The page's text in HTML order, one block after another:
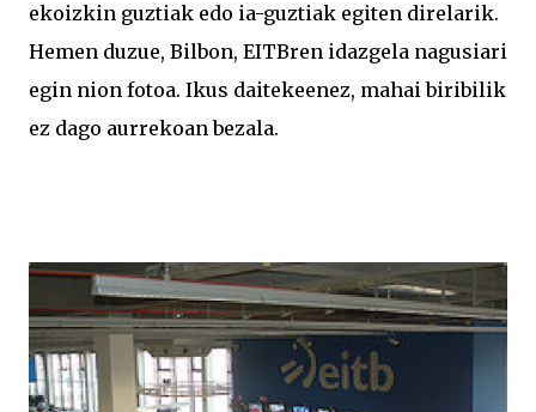
ekoizkin guztiak edo ia-guztiak egiten direlarik.
Hemen duzue, Bilbon, EITBren idazgela nagusiari
egin nion fotoa. Ikus daitekeenez, mahai biribilik
ez dago aurrekoan bezala.